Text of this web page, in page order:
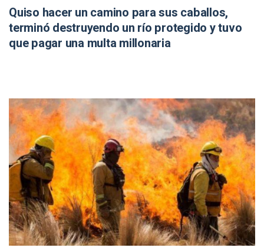
Quiso hacer un camino para sus caballos,
terminó destruyendo un río protegido y tuvo
que pagar una multa millonaria